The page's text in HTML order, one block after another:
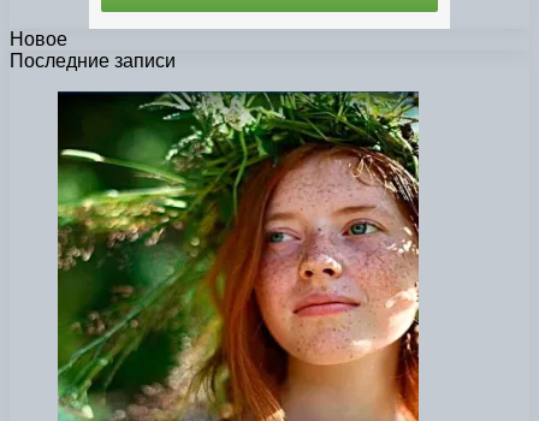
Новое
Последние записи